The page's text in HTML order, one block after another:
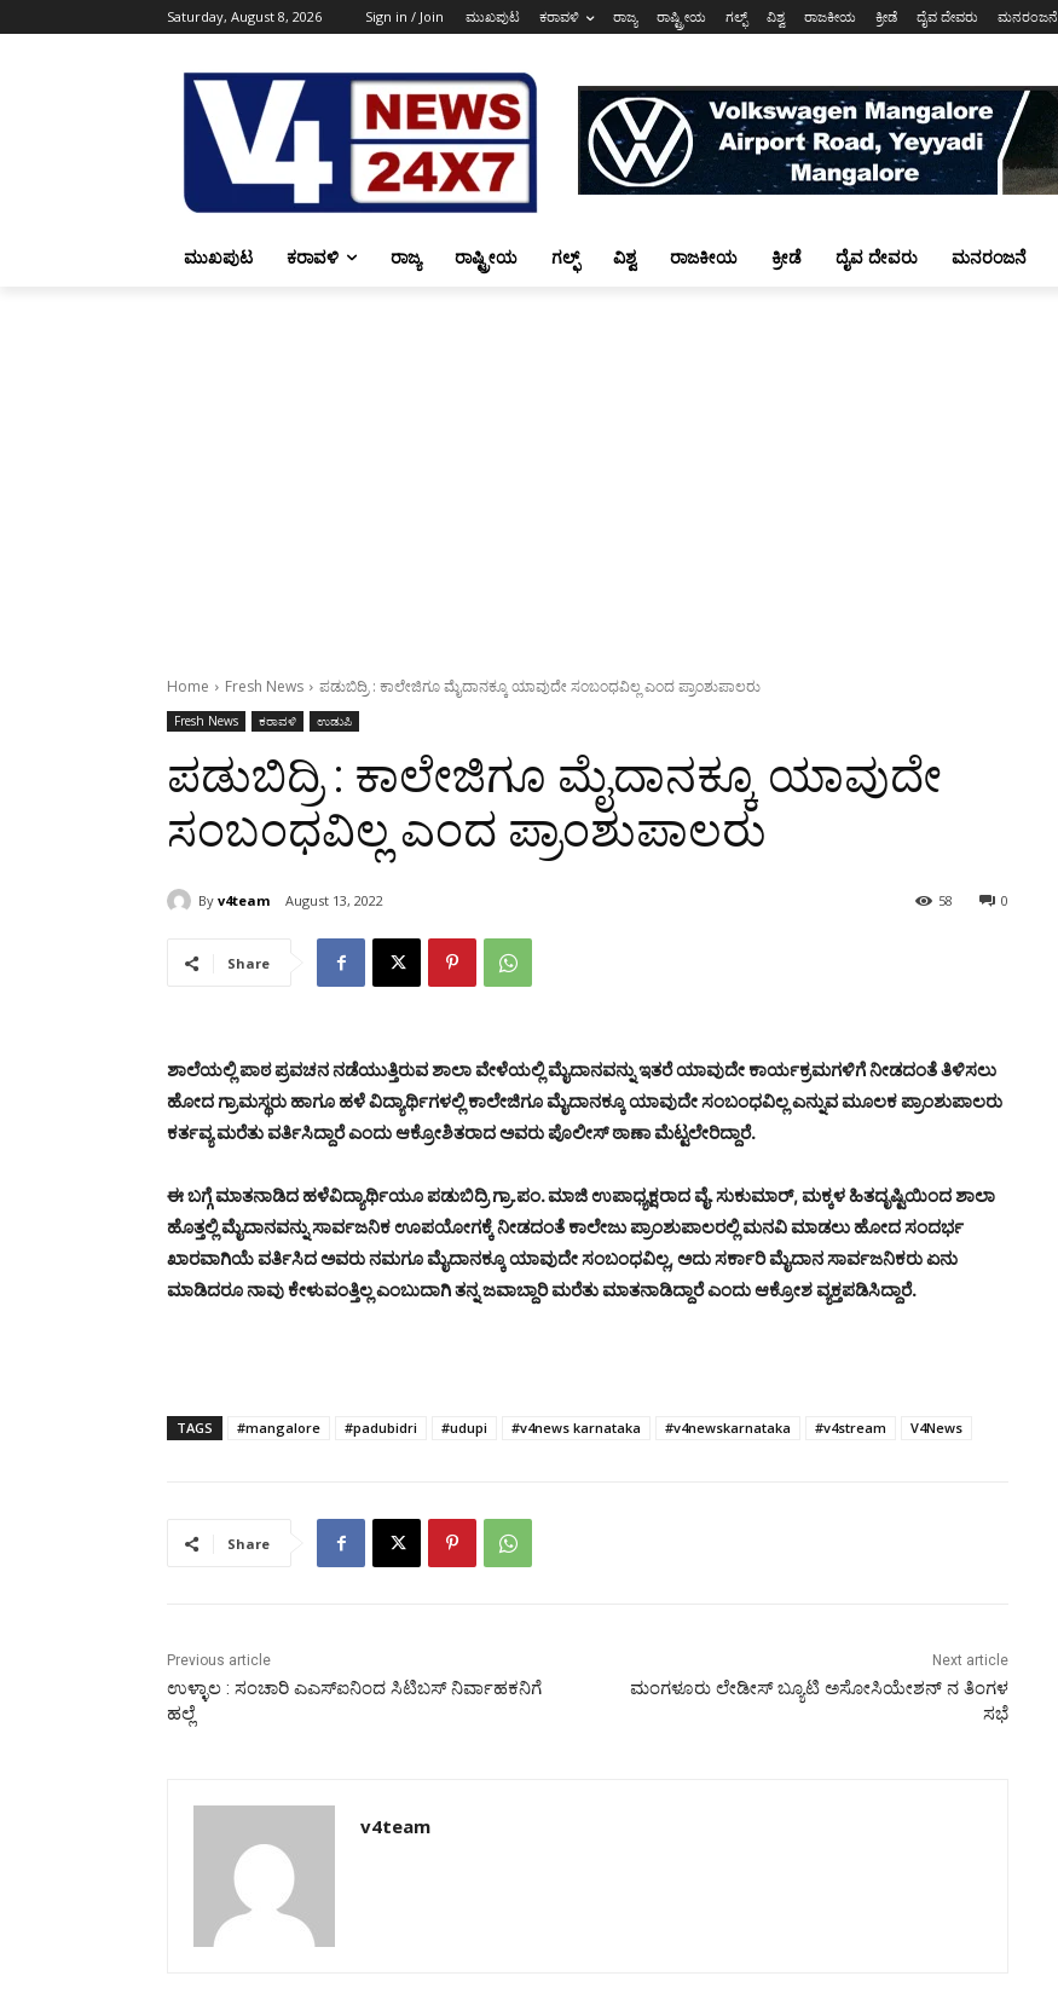
Saturday, August 8, 2026 Sign in / Join ಮುಖಪುಟ ಕರಾವಳಿ ರಾಜ್ಯ ರಾಷ್ಟ್ರೀಯ ಗಲ್ಫ್ ವಿಶ್ವ ರಾಜಕೀಯ ಕ್ರೀಡೆ ದೈವ ದೇವರು ಮನರಂಜನೆ
ಮುಖಪುಟ ಕರಾವಳಿ ರಾಜ್ಯ ರಾಷ್ಟ್ರೀಯ ಗಲ್ಫ್ ವಿಶ್ವ ರಾಜಕೀಯ ಕ್ರೀಡೆ ದೈವ ದೇವರು ಮನರಂಜನೆ
Home Fresh News ಪಡುಬಿದ್ರಿ : ಕಾಲೇಜಿಗೂ ಮೈದಾನಕ್ಕೂ ಯಾವುದೇ ಸಂಬಂಧವಿಲ್ಲ ಎಂದ ಪ್ರಾಂಶುಪಾಲರು
Fresh News ಕರಾವಳಿ ಉಡುಪಿ
ಪಡುಬಿದ್ರಿ : ಕಾಲೇಜಿಗೂ ಮೈದಾನಕ್ಕೂ ಯಾವುದೇ
ಸಂಬಂಧವಿಲ್ಲ ಎಂದ ಪ್ರಾಂಶುಪಾಲರು
By v4team August 13, 2022 0
58
Share
ಶಾಲೆಯಲ್ಲಿ ಪಾಠ ಪ್ರವಚನ ನಡೆಯುತ್ತಿರುವ ಶಾಲಾ ವೇಳೆಯಲ್ಲಿ ಮೈದಾನವನ್ನು ಇತರೆ ಯಾವುದೇ ಕಾರ್ಯಕ್ರಮಗಳಿಗೆ ನೀಡದಂತೆ ತಿಳಿಸಲು
ಹೋದ ಗ್ರಾಮಸ್ಥರು ಹಾಗೂ ಹಳೆ ವಿದ್ಯಾರ್ಥಿಗಳಲ್ಲಿ ಕಾಲೇಜಿಗೂ ಮೈದಾನಕ್ಕೂ ಯಾವುದೇ ಸಂಬಂಧವಿಲ್ಲ ಎನ್ನುವ ಮೂಲಕ ಪ್ರಾಂಶುಪಾಲರು
ಕರ್ತವ್ಯ ಮರೆತು ವರ್ತಿಸಿದ್ದಾರೆ ಎಂದು ಆಕ್ರೋಶಿತರಾದ ಅವರು ಪೊಲೀಸ್ ಠಾಣಾ ಮೆಟ್ಟಲೇರಿದ್ದಾರೆ.
ಈ ಬಗ್ಗೆ ಮಾತನಾಡಿದ ಹಳೆವಿದ್ಯಾರ್ಥಿಯೂ ಪಡುಬಿದ್ರಿ ಗ್ರಾ.ಪಂ. ಮಾಜಿ ಉಪಾಧ್ಯಕ್ಷರಾದ ವೈ. ಸುಕುಮಾರ್, ಮಕ್ಕಳ ಹಿತದೃಷ್ಟಿಯಿಂದ ಶಾಲಾ
ಹೊತ್ತಲ್ಲಿ ಮೈದಾನವನ್ನು ಸಾರ್ವಜನಿಕ ಊಪಯೋಗಕ್ಕೆ ನೀಡದಂತೆ ಕಾಲೇಜು ಪ್ರಾಂಶುಪಾಲರಲ್ಲಿ ಮನವಿ ಮಾಡಲು ಹೋದ ಸಂದರ್ಭ
ಖಾರವಾಗಿಯೆ ವರ್ತಿಸಿದ ಅವರು ನಮಗೂ ಮೈದಾನಕ್ಕೂ ಯಾವುದೇ ಸಂಬಂಧವಿಲ್ಲ, ಅದು ಸರ್ಕಾರಿ ಮೈದಾನ ಸಾರ್ವಜನಿಕರು ಏನು
ಮಾಡಿದರೂ ನಾವು ಕೇಳುವಂತ್ತಿಲ್ಲ ಎಂಬುದಾಗಿ ತನ್ನ ಜವಾಬ್ದಾರಿ ಮರೆತು ಮಾತನಾಡಿದ್ದಾರೆ ಎಂದು ಆಕ್ರೋಶ ವ್ಯಕ್ತಪಡಿಸಿದ್ದಾರೆ.
TAGS #mangalore #padubidri #udupi #v4news karnataka #v4newskarnataka #v4stream V4News
Share
Previous article
ಉಳ್ಳಾಲ : ಸಂಚಾರಿ ಎಎಸ್‍ಐನಿಂದ ಸಿಟಿಬಸ್ ನಿರ್ವಾಹಕನಿಗೆ
ಹಲ್ಲೆ
Next article
ಮಂಗಳೂರು ಲೇಡೀಸ್ ಬ್ಯೂಟಿ ಅಸೋಸಿಯೇಶನ್ ನ ತಿಂಗಳ
ಸಭೆ
v4team